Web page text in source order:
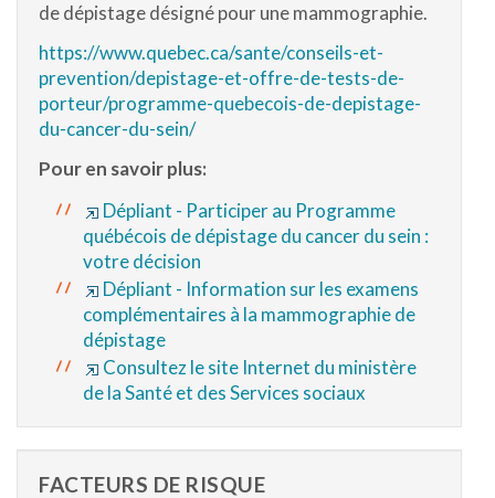
de dépistage désigné pour une mammographie.
https://www.quebec.ca/sante/conseils-et-
prevention/depistage-et-offre-de-tests-de-
porteur/programme-quebecois-de-depistage-
du-cancer-du-sein/
Pour en savoir plus:
Dépliant - Participer au Programme
québécois de dépistage du cancer du sein :
votre décision
Dépliant - Information sur les examens
complémentaires à la mammographie de
dépistage
Consultez le site Internet du ministère
de la Santé et des Services sociaux
FACTEURS DE RISQUE